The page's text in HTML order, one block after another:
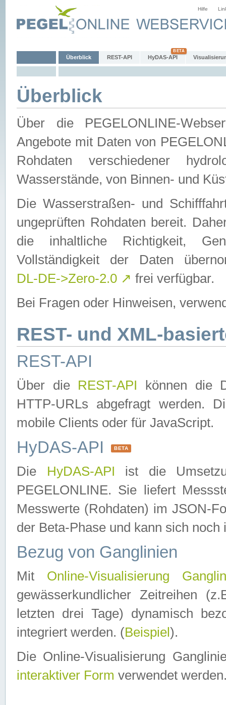
Hilfe
Überblick REST-API HyDAS-API
Überblick
Über die PEGELONLINE-
Angebote mit Daten von
Rohdaten verschiedener
Wasserstände, von Binnen- und
Die Wasserstraßen- und
ungeprüften Rohdaten bereit.
die inhaltliche Richtigkeit,
Vollständigkeit der Daten
DL-DE->Zero-2.0 ↗ frei verfügbar.
Bei Fragen oder Hinweisen,
REST- und XML-
REST-API
Über die REST-API können die
HTTP-URLs abgefragt werden.
mobile Clients oder für JavaScript.
HyDAS-API BETA
Die HyDAS-API ist die
PEGELONLINE. Sie liefert
Messwerte (Rohdaten) im JSON-
der Beta-Phase und kann sich noch
Bezug von Ganglinien
Mit Online-Visualisierung
gewässerkundlicher Zeitreihen
letzten drei Tage) dynamisch
integriert werden. (Beispiel ).
Die Online-Visualisierung
interaktiver Form verwendet